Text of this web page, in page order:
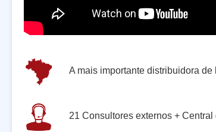
A mais importante distribuidora
21 Consultores externos +